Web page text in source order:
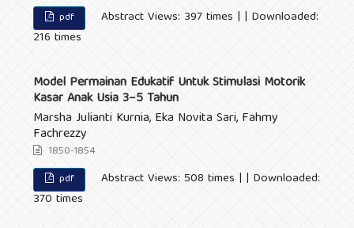
pdf
Abstract Views: 397 times | | Downloaded:
216 times
Model Permainan Edukatif Untuk Stimulasi Motorik
Kasar Anak Usia 3–5 Tahun
Marsha Julianti Kurnia, Eka Novita Sari, Fahmy
Fachrezzy
1850-1854
pdf
Abstract Views: 508 times | | Downloaded:
370 times